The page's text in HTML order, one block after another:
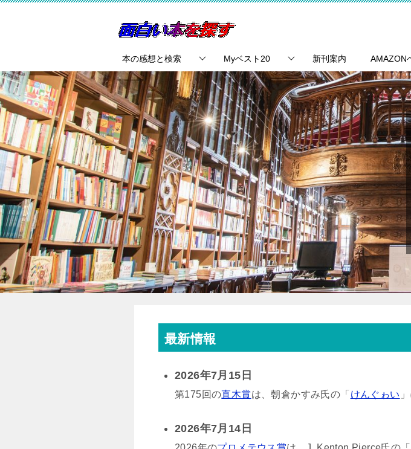
本の感想と検索 Myベスト20 新刊案内 AMAZON
最新情報
2026年7月15日
第175回の直木賞は、朝倉かすみ氏の「 けんぐゎい
2026年7月14日